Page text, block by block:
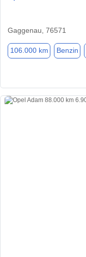
Gaggenau, 76571
106.000 km Benzin